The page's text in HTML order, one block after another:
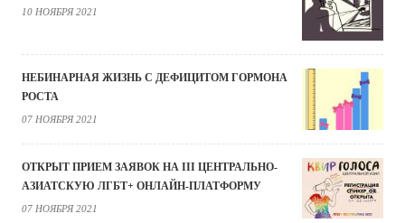
10 НОЯБРЯ 2021
НЕБИНАРНАЯ ЖИЗНЬ С ДЕФИЦИТОМ ГОРМОНА
РОСТА
07 НОЯБРЯ 2021
ОТКРЫТ ПРИЕМ ЗАЯВОК НА III ЦЕНТРАЛЬНО-
АЗИАТСКУЮ ЛГБТ+ ОНЛАЙН-ПЛАТФОРМУ
07 НОЯБРЯ 2021